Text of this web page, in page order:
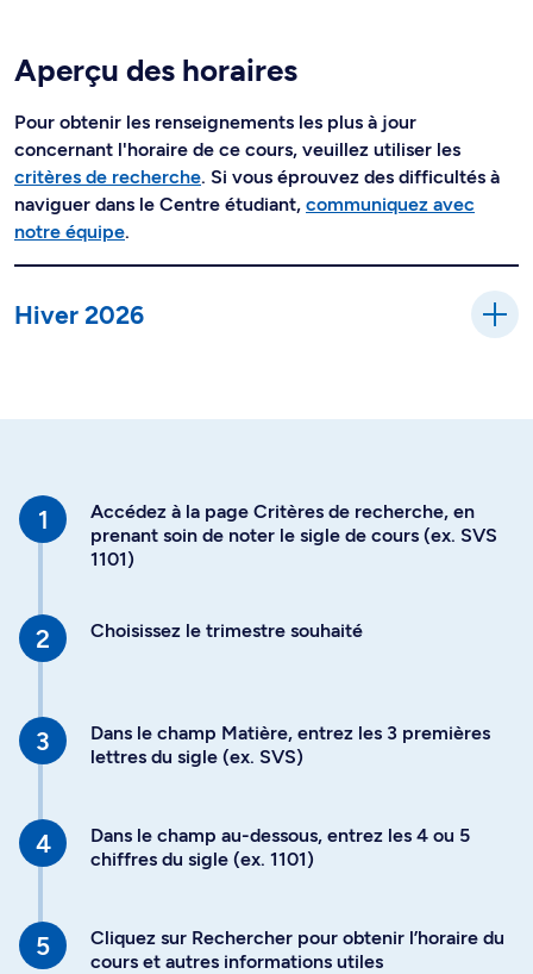
Aperçu des horaires
Pour obtenir les renseignements les plus à jour
concernant l'horaire de ce cours, veuillez utiliser les
critères de recherche. Si vous éprouvez des difficultés à
naviguer dans le Centre étudiant, communiquez avec
notre équipe.
Hiver 2026
Accédez à la page Critères de recherche, en
prenant soin de noter le sigle de cours (ex. SVS
1101)
Choisissez le trimestre souhaité
Dans le champ Matière, entrez les 3 premières
lettres du sigle (ex. SVS)
Dans le champ au-dessous, entrez les 4 ou 5
chiffres du sigle (ex. 1101)
Cliquez sur Rechercher pour obtenir l’horaire du
cours et autres informations utiles